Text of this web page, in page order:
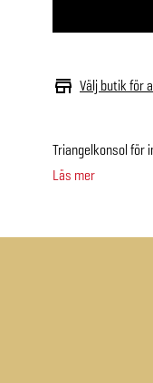
Välj butik för
Triangelkonsol för
Läs mer